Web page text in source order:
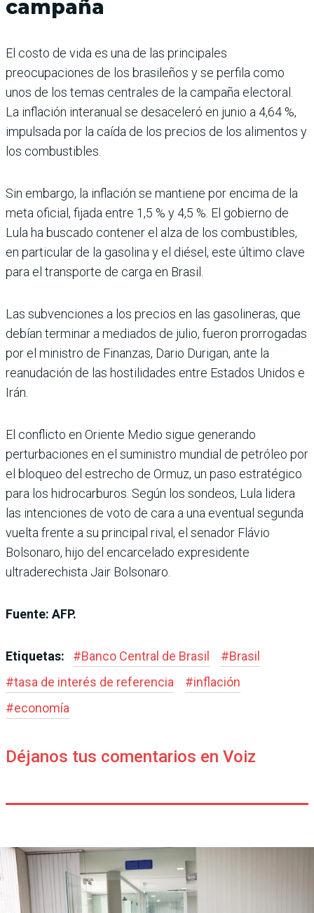
campaña
El costo de vida es una de las principales
preocupaciones de los brasileños y se perfila como
unos de los temas centrales de la campaña electoral.
La inflación interanual se desaceleró en junio a 4,64 %,
impulsada por la caída de los precios de los alimentos y
los combustibles.
Sin embargo, la inflación se mantiene por encima de la
meta oficial, fijada entre 1,5 % y 4,5 %. El gobierno de
Lula ha buscado contener el alza de los combustibles,
en particular de la gasolina y el diésel, este último clave
para el transporte de carga en Brasil.
Las subvenciones a los precios en las gasolineras, que
debían terminar a mediados de julio, fueron prorrogadas
por el ministro de Finanzas, Dario Durigan, ante la
reanudación de las hostilidades entre Estados Unidos e
Irán.
El conflicto en Oriente Medio sigue generando
perturbaciones en el suministro mundial de petróleo por
el bloqueo del estrecho de Ormuz, un paso estratégico
para los hidrocarburos. Según los sondeos, Lula lidera
las intenciones de voto de cara a una eventual segunda
vuelta frente a su principal rival, el senador Flávio
Bolsonaro, hijo del encarcelado expresidente
ultraderechista Jair Bolsonaro.
Fuente: AFP.
Etiquetas: #Banco Central de Brasil #Brasil
#tasa de interés de referencia #inflación
#economía
Déjanos tus comentarios en Voiz